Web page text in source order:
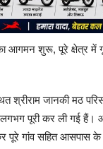
आगमन शुरू, पूरे क्षेत्र में
श्रीराम जानकी मठ
लगभग पूरी कर ली
गांव सहित आसपास के